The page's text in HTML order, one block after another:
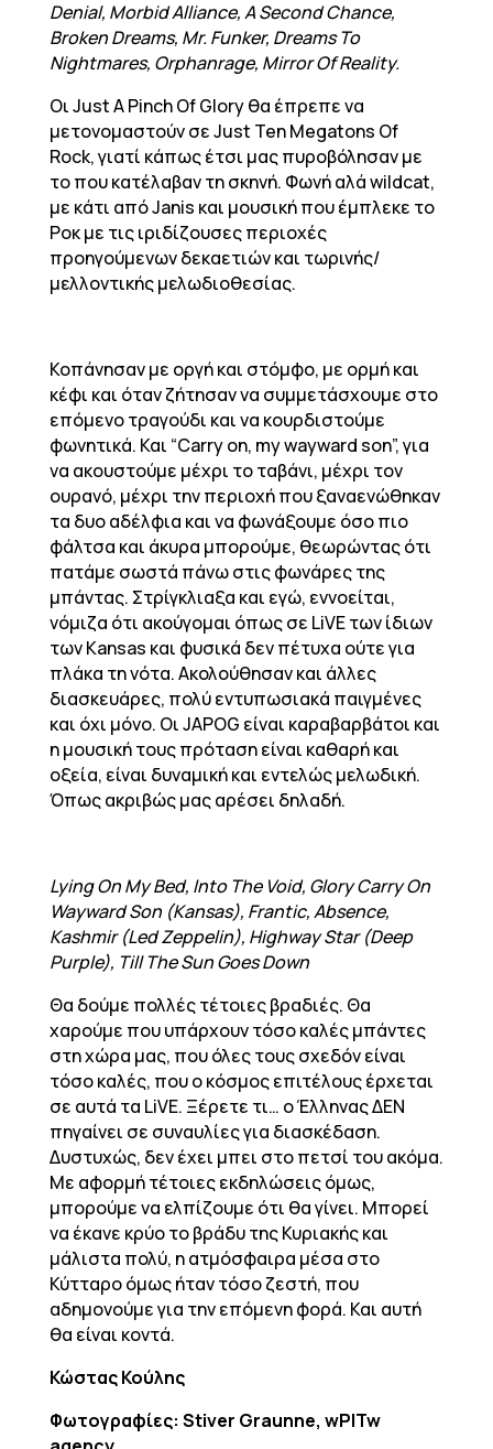
Denial, Morbid Alliance, A Second Chance,
Broken Dreams, Mr. Funker, Dreams To
Nightmares, Orphanrage, Mirror Of Reality.
Οι Just A Pinch Of Glory θα έπρεπε να
μετονομαστούν σε Just Ten Megatons Of
Rock, γιατί κάπως έτσι μας πυροβόλησαν με
το που κατέλαβαν τη σκηνή. Φωνή αλά wildcat,
με κάτι από Janis και μουσική που έμπλεκε το
Ροκ με τις ιριδίζουσες περιοχές
προηγούμενων δεκαετιών και τωρινής/
μελλοντικής μελωδιοθεσίας.
Κοπάνησαν με οργή και στόμφο, με ορμή και
κέφι και όταν ζήτησαν να συμμετάσχουμε στο
επόμενο τραγούδι και να κουρδιστούμε
φωνητικά. Και “Carry on, my wayward son”, για
να ακουστούμε μέχρι το ταβάνι, μέχρι τον
ουρανό, μέχρι την περιοχή που ξαναενώθηκαν
τα δυο αδέλφια και να φωνάξουμε όσο πιο
φάλτσα και άκυρα μπορούμε, θεωρώντας ότι
πατάμε σωστά πάνω στις φωνάρες της
μπάντας. Στρίγκλιαξα και εγώ, εννοείται,
νόμιζα ότι ακούγομαι όπως σε LiVE των ίδιων
των Kansas και φυσικά δεν πέτυχα ούτε για
πλάκα τη νότα. Ακολούθησαν και άλλες
διασκευάρες, πολύ εντυπωσιακά παιγμένες
και όχι μόνο. Οι JAPOG είναι καραβαρβάτοι και
η μουσική τους πρόταση είναι καθαρή και
οξεία, είναι δυναμική και εντελώς μελωδική.
Όπως ακριβώς μας αρέσει δηλαδή.
Lying On My Bed, Into The Void, Glory Carry On
Wayward Son (Kansas), Frantic, Absence,
Kashmir (Led Zeppelin), Highway Star (Deep
Purple), Till The Sun Goes Down
Θα δούμε πολλές τέτοιες βραδιές. Θα
χαρούμε που υπάρχουν τόσο καλές μπάντες
στη χώρα μας, που όλες τους σχεδόν είναι
τόσο καλές, που ο κόσμος επιτέλους έρχεται
σε αυτά τα LiVE. Ξέρετε τι… ο Έλληνας ΔΕΝ
πηγαίνει σε συναυλίες για διασκέδαση.
Δυστυχώς, δεν έχει μπει στο πετσί του ακόμα.
Με αφορμή τέτοιες εκδηλώσεις όμως,
μπορούμε να ελπίζουμε ότι θα γίνει. Μπορεί
να έκανε κρύο το βράδυ της Κυριακής και
μάλιστα πολύ, η ατμόσφαιρα μέσα στο
Κύτταρο όμως ήταν τόσο ζεστή, που
αδημονούμε για την επόμενη φορά. Και αυτή
θα είναι κοντά.
Κώστας Κούλης
Φωτογραφίες: Stiver Graunne, wPITw